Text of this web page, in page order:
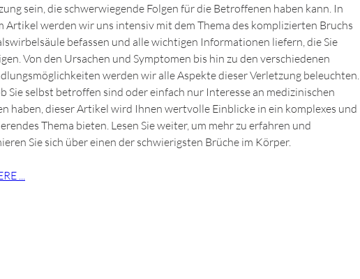
sein, die schwerwiegende Folgen für die Betroffenen haben kann. In
Artikel werden wir uns intensiv mit dem Thema des komplizierten Bruchs
befassen und alle wichtigen Informationen liefern, die Sie
Von den Ursachen und Symptomen bis hin zu den verschiedenen
werden wir alle Aspekte dieser Verletzung beleuchten.
Sie selbst betroffen sind oder einfach nur Interesse an medizinischen
haben, dieser Artikel wird Ihnen wertvolle Einblicke in ein komplexes und
Thema bieten. Lesen Sie weiter, um mehr zu erfahren und
Sie sich über einen der schwierigsten Brüche im Körper.
...